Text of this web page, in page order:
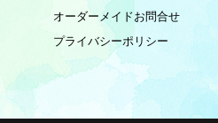
オーダーメイドお問合せ
プライバシーポリシー